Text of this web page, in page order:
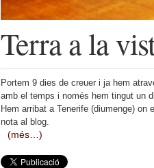
Terra a la
Portem 9 dies de creuer i ja hem
amb el temps i només hem tingut un
Hem arribat a Tenerife (diumenge)
nota al blog.
(més…)